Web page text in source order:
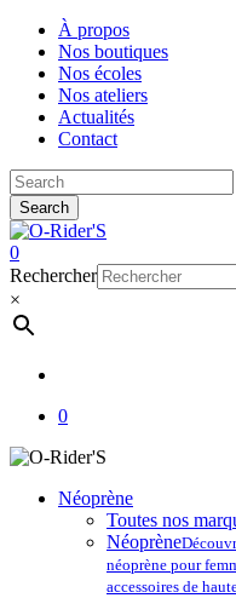
Skip
main
content
À propos
Nos boutiques
Nos écoles
Nos ateliers
Actualités
Contact
Search
Close
Search
account
0
Menu
Rechercher
×
0
Néoprène
Toutes nos
Néoprène
néoprène pour
accessoires de